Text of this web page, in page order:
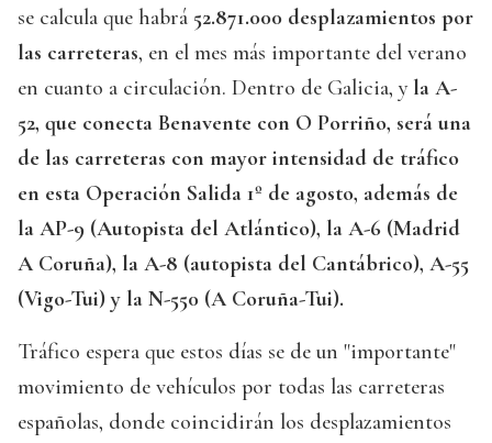
se calcula que habrá 52.871.000 desplazamientos por
las carreteras, en el mes más importante del verano
en cuanto a circulación. Dentro de Galicia, y la A-
52, que conecta Benavente con O Porriño, será una
de las carreteras con mayor intensidad de tráfico
en esta Operación Salida 1º de agosto, además de
la AP-9 (Autopista del Atlántico), la A-6 (Madrid
A Coruña), la A-8 (autopista del Cantábrico), A-55
(Vigo-Tui) y la N-550 (A Coruña-Tui).
Tráfico espera que estos días se de un "importante"
movimiento de vehículos por todas las carreteras
españolas, donde coincidirán los desplazamientos